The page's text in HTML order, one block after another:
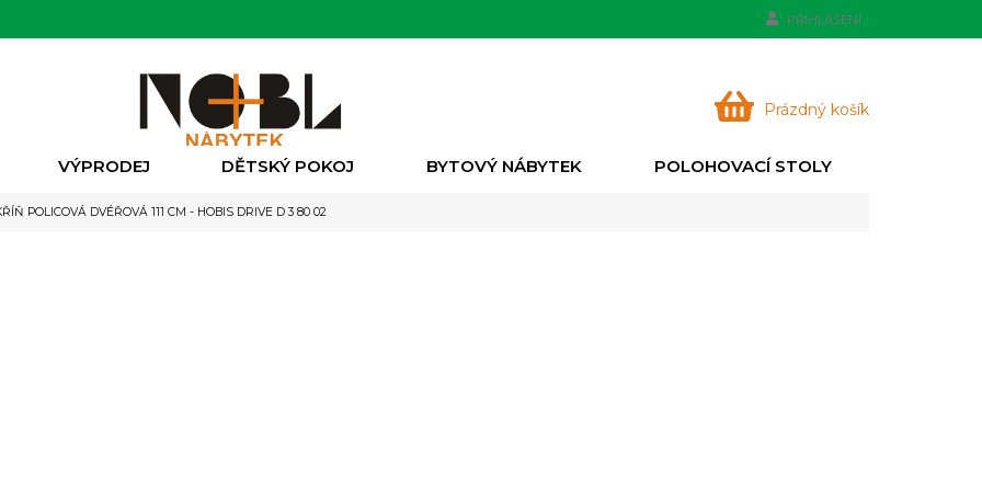
PŘIHLÁŠENÍ
NÁKUPNÍ
Prázdný košík
VÝPRODEJ DĚTSKÝ POKOJ BYTOVÝ NÁBYTEK POLOHOVACÍ STOLY
POLICOVÁ DVÉŘOVÁ 111 CM - HOBIS DRIVE D 3 80 02